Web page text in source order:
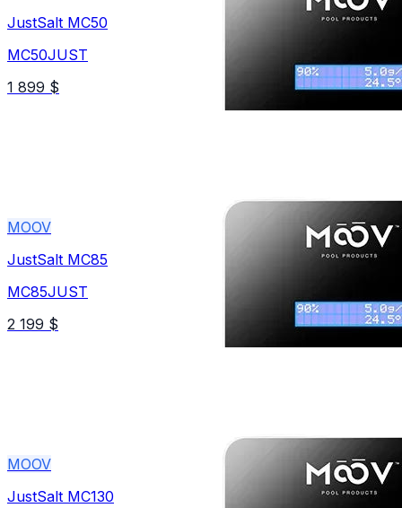
JustSalt MC50
MC50JUST
1 899 $
MOOV
JustSalt MC85
MC85JUST
2 199 $
MOOV
JustSalt MC130